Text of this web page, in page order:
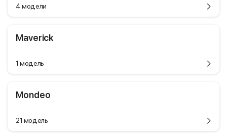
4 модели
Maverick
1 модель
Mondeo
21 модель